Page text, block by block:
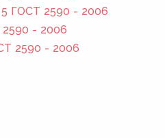
ГОСТ 2590 - 2006
2590 - 2006
2590 - 2006